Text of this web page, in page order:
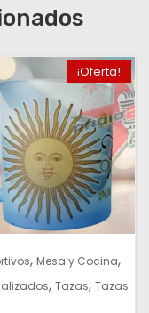
¡Oferta!
, Mesa y Cocina,
, Tazas, Tazas